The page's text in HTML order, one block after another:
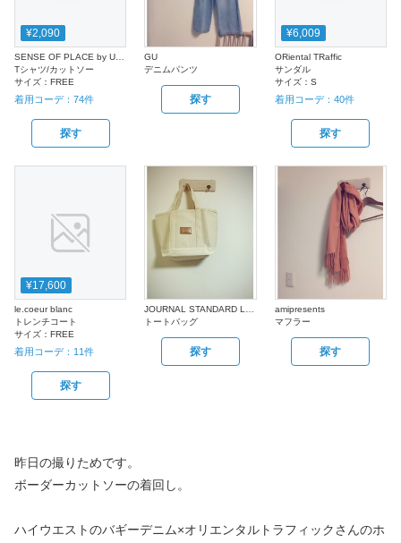
¥2,090
Tシャツ/カットソー
サイズ： FREE
着用コーデ： 74件
探す
GU
デニムパンツ
探す
¥6,009
ORiental TRaffic
サンダル
サイズ： S
着用コーデ： 40件
探す
¥17,600
le.coeur blanc
トレンチコート
サイズ： FREE
着用コーデ： 11件
探す
トートバッグ
探す
amipresents
マフラー
探す
昨日の撮りためです。
ボーダーカットソーの着回し。
ハイウエストのバギーデニム×オリエンタルトラフィックさんのホ